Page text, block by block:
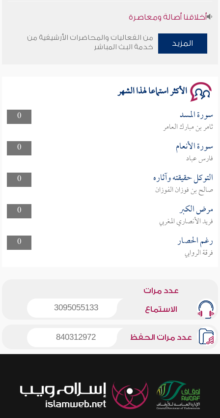
أخلاقنا أصالة ومعاصرة
وأمنهم من خوف 9
المزيد
من الفعاليات والمحاضرات الأرشيفية من
خدمة البث المباشر
الأكثر استماعا لهذا الشهر
0 سورة المسد
ثامر بن مبارك العامر
0
سورة الأنعام
فارس عباد
0
التوكل حقيقته وآثاره
صالح بن فوزان الفوزان
0
مرض الكبر
فريد الأنصاري المغربي
0
رغم الحصار
فرقة الروابي
عدد مرات
الاستماع 3095055133
عدد مرات الحفظ 840312972